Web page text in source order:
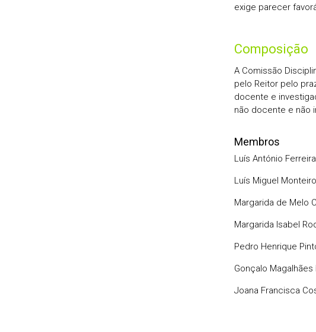
exige parecer
Composição
A Comissão
pelo Reitor pelo
docente e
não docente e não
Membros
Luís António
Luís Miguel
Margarida de Melo
Margarida Isabel
Pedro Henrique
Gonçalo
Joana Francisca